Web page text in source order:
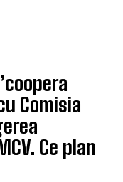
Comisia
Ce plan